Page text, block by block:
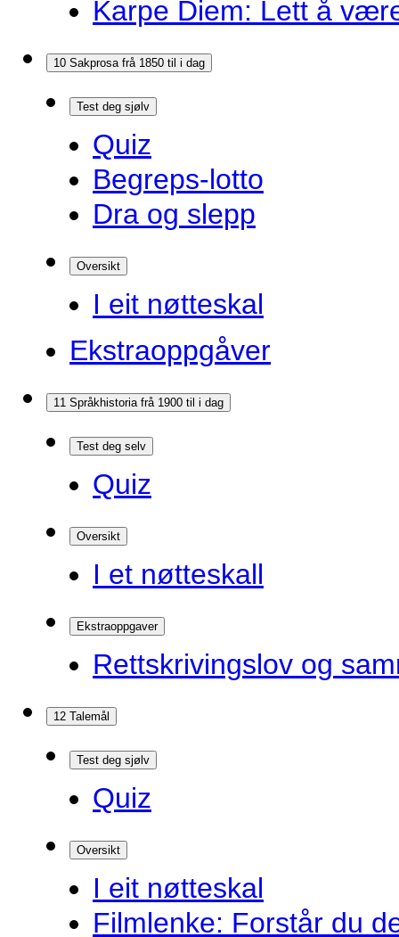
Karpe Diem: Lett å
10 Sakprosa frå 1850 til i dag
Test deg sjølv
Quiz
Begreps-lotto
Dra og slepp
Oversikt
I eit nøtteskal
Ekstraoppgåver
11 Språkhistoria frå 1900 til i dag
Test deg selv
Quiz
Oversikt
I et nøtteskall
Ekstraoppgaver
Rettskrivingslov og
12 Talemål
Test deg sjølv
Quiz
Oversikt
I eit nøtteskal
Filmlenke: Forstår du